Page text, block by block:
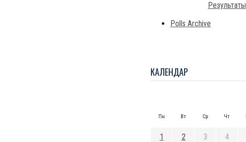
Результаты
Polls Archive
КАЛЕНДАР
Пн Вт Ср Чт
1 2 3 4